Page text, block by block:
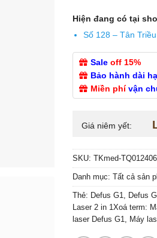
Hiện đang có tại
Số 128 – Tân
Sale off 15%
Bảo hành dài
Miền phí vận
Giá niêm yết:
SKU: TKmed-
Danh mục: Tất cả sản
Thẻ: Defus G1, Defus
Laser 2 in 1Xoá term:
laser Defus G1, Máy